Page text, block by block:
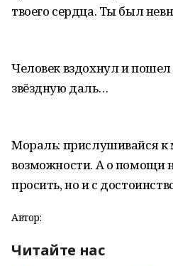
твоего сердца. Ты был
Человек вздохнул и
звёздную даль…
Мораль: прислушивайся к
возможности. А о помощи
просить, но и с
Автор:
Читайте нас